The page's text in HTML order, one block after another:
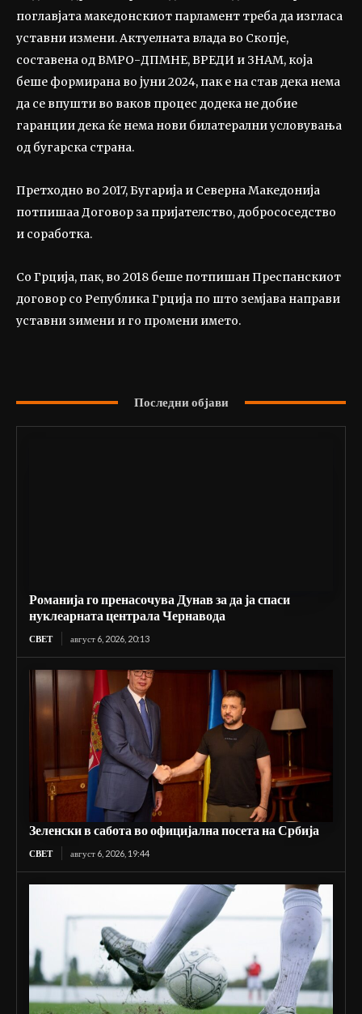
поглавјата македонскиот парламент треба да изгласа
уставни измени. Актуелната влада во Скопје,
составена од ВМРО-ДПМНЕ, ВРЕДИ и ЗНАМ, која
беше формирана во јуни 2024, пак е на став дека нема
да се впушти во ваков процес додека не добие
гаранции дека ќе нема нови билатерални условувања
од бугарска страна.
Претходно во 2017, Бугарија и Северна Македонија
потпишаа Договор за пријателство, добрососедство
и соработка.
Со Грција, пак, во 2018 беше потпишан Преспанскиот
договор со Република Грција по што земјава направи
уставни зимени и го промени името.
Последни објави
Романија го пренасочува Дунав за да ја спаси
нуклеарната централа Чернавода
СВЕТ август 6, 2026, 20:13
Зеленски в сабота во официјална посета на Србија
СВЕТ август 6, 2026, 19:44